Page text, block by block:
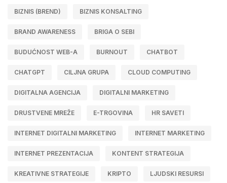
BIZNIS (BREND) BIZNIS KONSALTING
BRAND AWARENESS BRIGA O SEBI
BUDUĆNOST WEB-A BURNOUT CHATBOT
CHATGPT CILJNA GRUPA CLOUD COMPUTING
DIGITALNA AGENCIJA DIGITALNI MARKETING
DRUSTVENE MREŽE E-TRGOVINA HR SAVETI
INTERNET DIGITALNI MARKETING INTERNET MARKETING
INTERNET PREZENTACIJA KONTENT STRATEGIJA
KREATIVNE STRATEGIJE KRIPTO LJUDSKI RESURSI